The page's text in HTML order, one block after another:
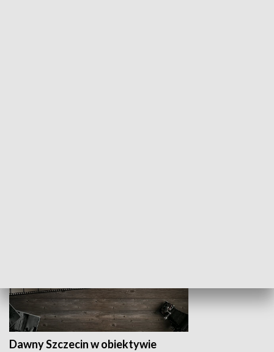
Dawny Szczecin w obiektywie